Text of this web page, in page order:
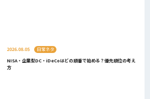
2026.08.05
日常ネタ
NISA・企業型DC・iDeCoはどの順番で始める？優先順位の考え
方